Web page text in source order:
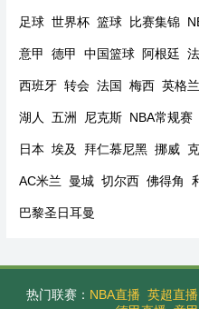
足球 世界杯 篮球 比赛集锦
意甲 德甲 中国篮球 阿根廷
西班牙 转会 法国 梅西 英格兰
湖人 五洲 尼克斯 NBA常规赛
日本 埃及 拜仁慕尼黑 挪威
AC米兰 曼城 切尔西 佛得角
巴黎圣日耳曼
热门联赛： NBA直播 英超直播